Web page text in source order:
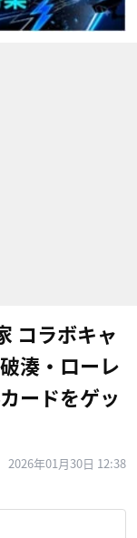
コラボキャ
湊・ローレ
ードをゲッ
2026年01月30日 12:38